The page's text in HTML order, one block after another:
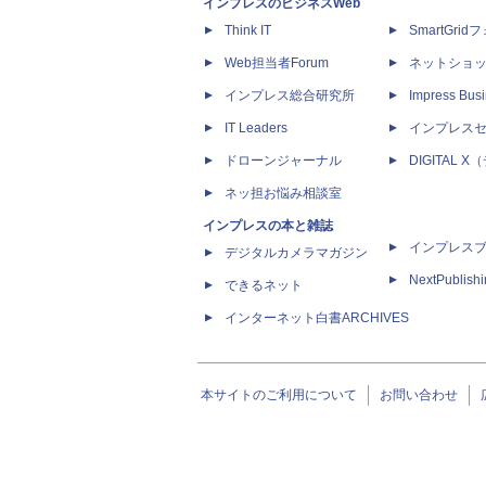
インプレスのビジネスWeb
Think IT
Web担当者Forum
インプレス総合研究所
IT Leaders
ドローンジャーナル
ネッ担お悩み相談室
インプレスの本と雑誌
デジタルカメラマガジン
できるネット
インターネット白書ARCHIVES
SmartGridフ
ネットショ
Impress
インプレス
DIGITAL X（
インプレス
本サイトのご利用について お問い合わせ